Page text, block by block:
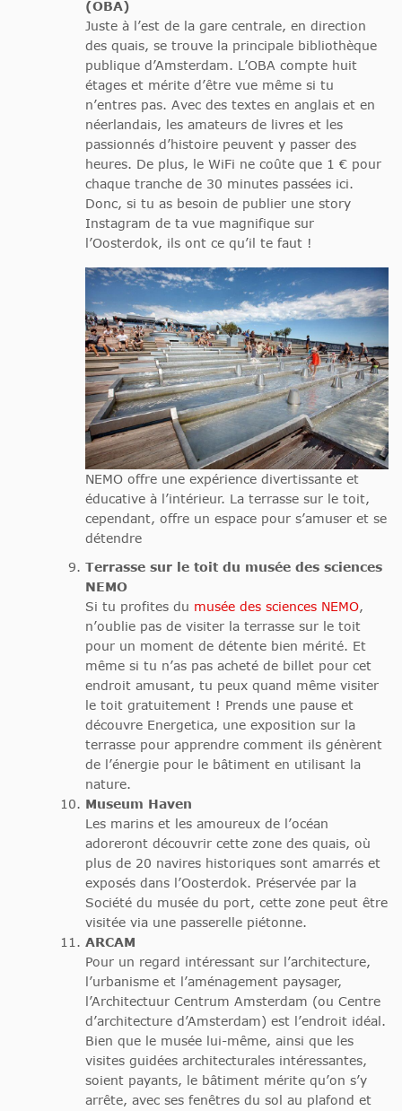
(OBA)
Juste à l’est de la gare centrale, en direction
des quais, se trouve la principale bibliothèque
publique d’Amsterdam. L’OBA compte huit
étages et mérite d’être vue même si tu
n’entres pas. Avec des textes en anglais et en
néerlandais, les amateurs de livres et les
passionnés d’histoire peuvent y passer des
heures. De plus, le WiFi ne coûte que 1 € pour
chaque tranche de 30 minutes passées ici.
Donc, si tu as besoin de publier une story
Instagram de ta vue magnifique sur
l’Oosterdok, ils ont ce qu’il te faut !
NEMO offre une expérience divertissante et
éducative à l’intérieur. La terrasse sur le toit,
cependant, offre un espace pour s’amuser et se
détendre
Terrasse sur le toit du musée des sciences
NEMO
Si tu profites du musée des sciences NEMO,
n’oublie pas de visiter la terrasse sur le toit
pour un moment de détente bien mérité. Et
même si tu n’as pas acheté de billet pour cet
endroit amusant, tu peux quand même visiter
le toit gratuitement ! Prends une pause et
découvre Energetica, une exposition sur la
terrasse pour apprendre comment ils génèrent
de l’énergie pour le bâtiment en utilisant la
nature.
Museum Haven
Les marins et les amoureux de l’océan
adoreront découvrir cette zone des quais, où
plus de 20 navires historiques sont amarrés et
exposés dans l’Oosterdok. Préservée par la
Société du musée du port, cette zone peut être
visitée via une passerelle piétonne.
ARCAM
Pour un regard intéressant sur l’architecture,
l’urbanisme et l’aménagement paysager,
l’Architectuur Centrum Amsterdam (ou Centre
d’architecture d’Amsterdam) est l’endroit idéal.
Bien que le musée lui-même, ainsi que les
visites guidées architecturales intéressantes,
soient payants, le bâtiment mérite qu’on s’y
arrête, avec ses fenêtres du sol au plafond et